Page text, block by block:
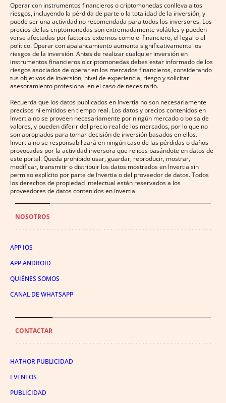
Operar con instrumentos financieros o criptomonedas conlleva altos
riesgos, incluyendo la pérdida de parte o la totalidad de la inversión, y
puede ser una actividad no recomendada para todos los inversores. Los
precios de las criptomonedas son extremadamente volátiles y pueden
verse afectadas por factores externos como el financiero, el legal o el
político. Operar con apalancamiento aumenta significativamente los
riesgos de la inversión. Antes de realizar cualquier inversión en
instrumentos financieros o criptomonedas debes estar informado de los
riesgos asociados de operar en los mercados financieros, considerando
tus objetivos de inversión, nivel de experiencia, riesgo y solicitar
asesoramiento profesional en el caso de necesitarlo.
Recuerda que los datos publicados en Invertia no son necesariamente
precisos ni emitidos en tiempo real. Los datos y precios contenidos en
Invertia no se proveen necesariamente por ningún mercado o bolsa de
valores, y pueden diferir del precio real de los mercados, por lo que no
son apropiados para tomar decisión de inversión basados en ellos.
Invertia no se responsabilizará en ningún caso de las pérdidas o daños
provocadas por la actividad inversora que relices basándote en datos de
este portal. Queda prohibido usar, guardar, reproducir, mostrar,
modificar, transmitir o distribuir los datos mostrados en Invertia sin
permiso explícito por parte de Invertia o del proveedor de datos. Todos
los derechos de propiedad intelectual están reservados a los
proveedores de datos contenidos en Invertia.
NOSOTROS
APP IOS
APP ANDROID
QUIÉNES SOMOS
CANAL DE WHATSAPP
CONTACTAR
HATHOR PUBLICIDAD
EVENTOS
PUBLICIDAD